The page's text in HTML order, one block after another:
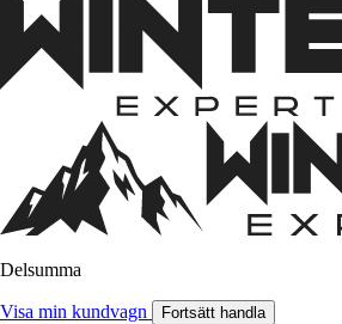
Delsumma
Visa min kundvagn Fortsätt handla